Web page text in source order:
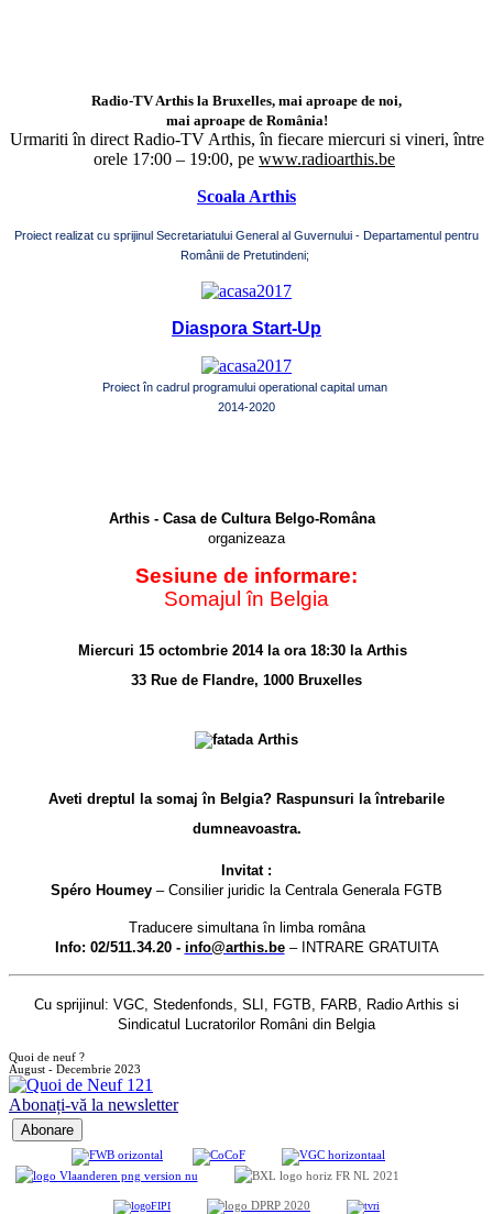
Radio-TV Arthis la Bruxelles, mai aproape de noi,
mai aproape de România!
Urmariti în direct Radio-TV Arthis, în fiecare miercuri si vineri, între
orele 17:00 – 19:00, pe www.radioarthis.be
Scoala Arthis
Proiect realizat cu sprijinul Secretariatului General al Guvernului - Departamentul pentru
Românii de Pretutindeni;
Diaspora Start-Up
Proiect în cadrul programului operational capital uman
2014-2020
Arthis - Casa de Cultura Belgo-Româna
organizeaza
Sesiune de informare:
Somajul în Belgia
Miercuri 15 octombrie 2014 la ora 18:30 la Arthis
33 Rue de Flandre, 1000 Bruxelles
Aveti dreptul la somaj în Belgia? Raspunsuri la întrebarile
dumneavoastra.
Invitat :
Spéro Houmey – Consilier juridic la Centrala Generala FGTB
Traducere simultana în limba româna
Info: 02/511.34.20 - info@arthis.be– INTRARE GRATUITA
Cu sprijinul: VGC, Stedenfonds, SLI, FGTB, FARB, Radio Arthis si
Sindicatul Lucratorilor Români din Belgia
Quoi de neuf ?
August - Decembrie 2023
Abonați-vă la newsletter